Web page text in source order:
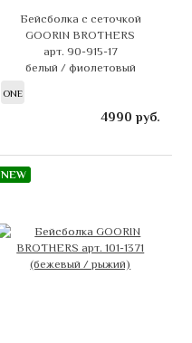
Бейсболка с сеточкой
GOORIN BROTHERS
арт. 90-915-17
белый / фиолетовый
ONE
4990 руб.
NEW